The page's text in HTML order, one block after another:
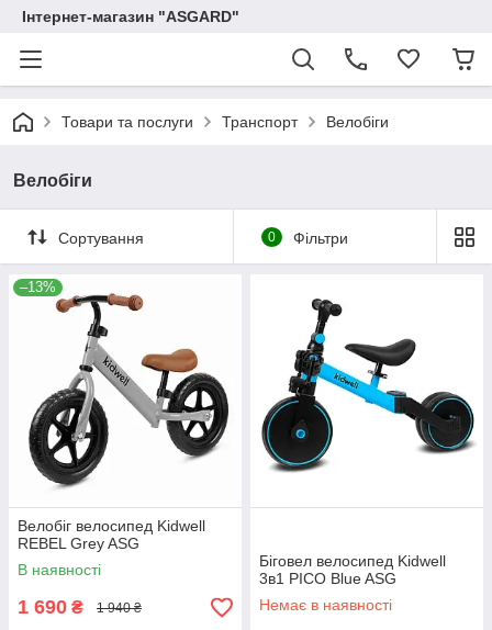
Інтернет-магазин "ASGARD"
Товари та послуги Транспорт Велобіги
Велобіги
Сортування 0 Фільтри
–13%
Велобіг велосипед Kidwell
REBEL Grey ASG
В наявності
1 690 ₴ 1 940 ₴
Біговел велосипед Kidwell
3в1 PICO Blue ASG
Немає в наявності